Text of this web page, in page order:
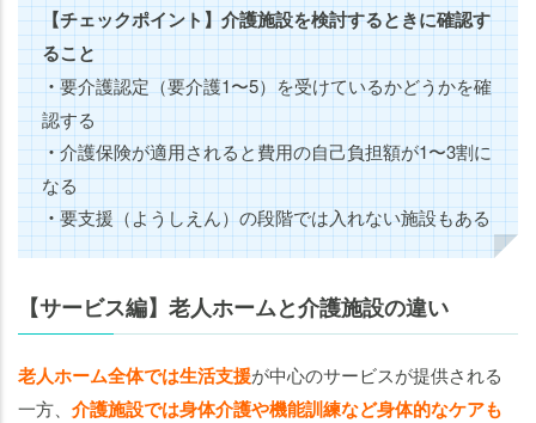
【チェックポイント】介護施設を検討するときに確認す
ること
・要介護認定（要介護1〜5）を受けているかどうかを確
認する
・介護保険が適用されると費用の自己負担額が1〜3割に
なる
・要支援（ようしえん）の段階では入れない施設もある
【サービス編】老人ホームと介護施設の違い
老人ホーム全体では生活支援が中心のサービスが提供される
一方、 介護施設では身体介護や機能訓練など身体的なケアも